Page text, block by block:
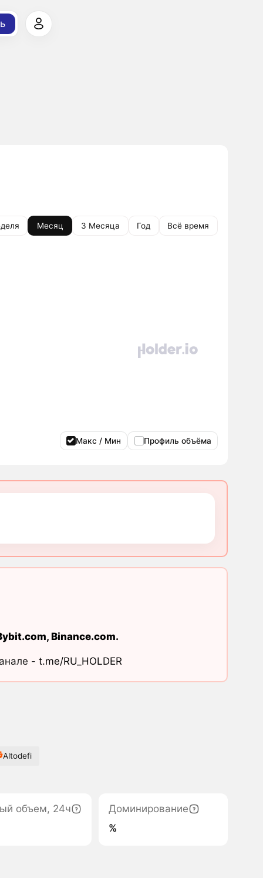
Месяц 3 Месяца Год Всё время
Макс / Мин Профиль объёма
, Binance.com.
- t.me/RU_HOLDER
Altodefi
объем, 24ч
Доминирование
%